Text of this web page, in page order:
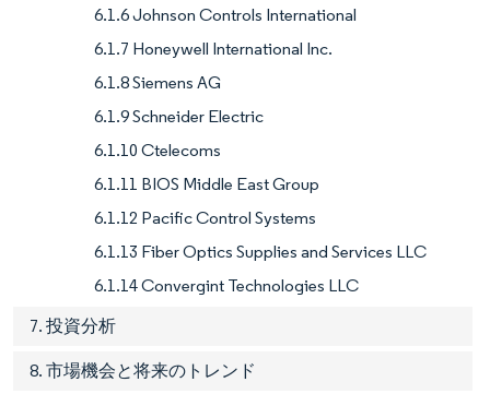
6.1.6 Johnson Controls International
6.1.7 Honeywell International Inc.
6.1.8 Siemens AG
6.1.9 Schneider Electric
6.1.10 Ctelecoms
6.1.11 BIOS Middle East Group
6.1.12 Pacific Control Systems
6.1.13 Fiber Optics Supplies and Services LLC
6.1.14 Convergint Technologies LLC
7. 投資分析
8. 市場機会と将来のトレンド